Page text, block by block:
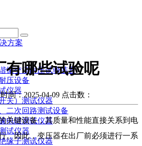
振交流耐压试验装置
压设备
仪器
关）测试仪器
二次回路测试设备
电阻测试仪器
试仪器
缘子测试仪器
方案
有哪些试验呢
间：2025-04-09 点击数：
关键设备，其质量和性能直接关系到电
。因此，变压器在出厂前必须进行一系